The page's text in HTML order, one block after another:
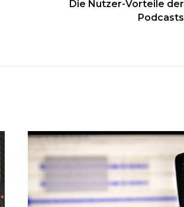
Die Nutzer-Vorteile der
Podcasts